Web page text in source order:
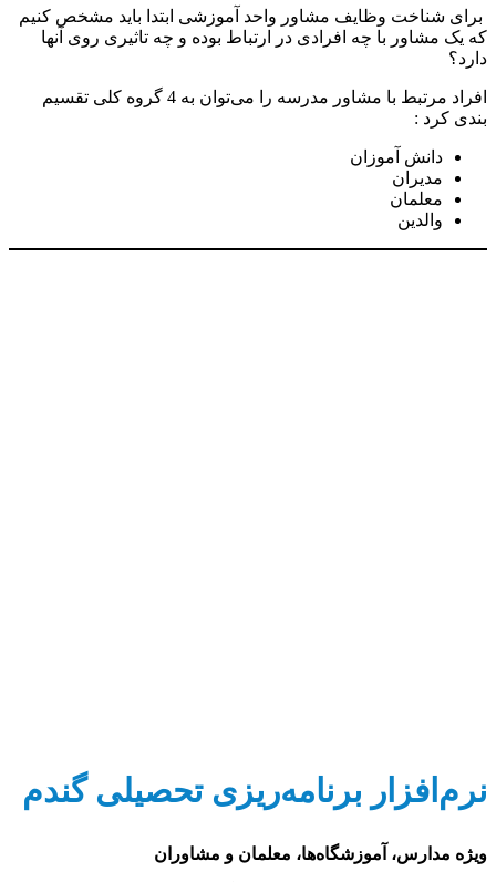
شناخت وظایف مشاور واحد آموزشی ابتدا باید مشخص کنیم
یک مشاور با چه افرادی در ارتباط بوده و چه تاثیری روی آنها
افراد مرتبط با مشاور مدرسه را می‌توان به 4 گروه کلی تقسیم
کرد :
دانش آموزان
مدیران
معلمان
والدین
برنامه‌ریزی تحصیلی گندم
مدارس، آموزشگاه‌ها، معلمان و مشاوران